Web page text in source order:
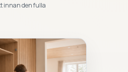
innan den fulla